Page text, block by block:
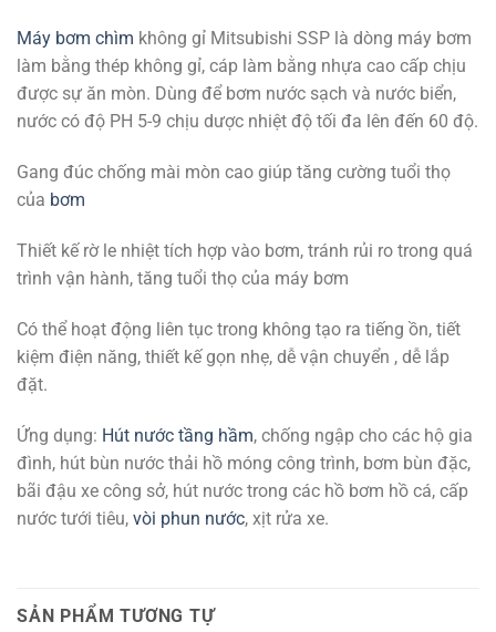
Máy bơm chìm không gỉ Mitsubishi SSP là dòng máy bơm
làm bằng thép không gỉ, cáp làm bằng nhựa cao cấp chịu
được sự ăn mòn. Dùng để bơm nước sạch và nước biển,
nước có độ PH 5-9 chịu dược nhiệt độ tối đa lên đến 60 độ.
Gang đúc chống mài mòn cao giúp tăng cường tuổi thọ
của bơm
Thiết kế rờ le nhiệt tích hợp vào bơm, tránh rủi ro trong quá
trình vận hành, tăng tuổi thọ của máy bơm
Có thể hoạt động liên tục trong không tạo ra tiếng ồn, tiết
kiệm điện năng, thiết kế gọn nhẹ, dễ vận chuyển , dễ lắp
đặt.
Ứng dụng: Hút nước tầng hầm, chống ngập cho các hộ gia
đình, hút bùn nước thải hồ móng công trình, bơm bùn đặc,
bãi đậu xe công sở, hút nước trong các hồ bơm hồ cá, cấp
nước tưới tiêu, vòi phun nước, xịt rửa xe.
SẢN PHẨM TƯƠNG TỰ